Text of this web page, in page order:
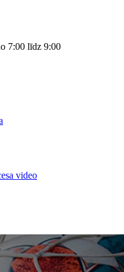
7:00 līdz 9:00
video